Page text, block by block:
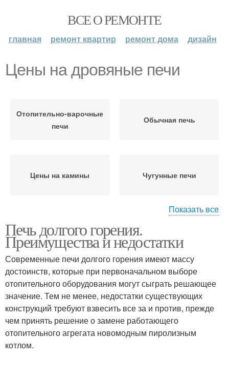
ВСЕ О РЕМОНТЕ
главная ремонт квартир ремонт дома дизайн
Цены на дровяные печи
Отопительно-варочные
печи
Обычная печь
Цены на камины Чугунные печи
Бытовые печи
Показать все
Печь долгого горения.
Преимущества и недостатки
Современные печи долгого горения имеют массу
достоинств, которые при первоначальном выборе
отопительного оборудования могут сыграть решающее
значение. Тем не менее, недостатки существующих
конструкций требуют взвесить все за и против, прежде
чем принять решение о замене работающего
отопительного агрегата новомодным пиролизным
котлом.